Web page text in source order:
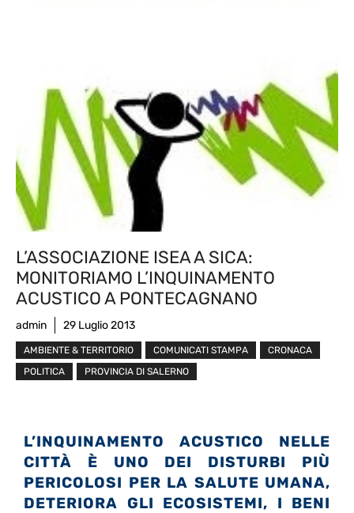
L’ASSOCIAZIONE ISEA A SICA:
MONITORIAMO L’INQUINAMENTO
ACUSTICO A PONTECAGNANO
admin 29 Luglio 2013
AMBIENTE & TERRITORIO COMUNICATI STAMPA
CRONACA
POLITICA
PROVINCIA DI SALERNO
L’INQUINAMENTO ACUSTICO NELLE
CITTÀ È UNO DEI DISTURBI PIÙ
PERICOLOSI PER LA SALUTE UMANA,
DETERIORA GLI ECOSISTEMI, I BENI